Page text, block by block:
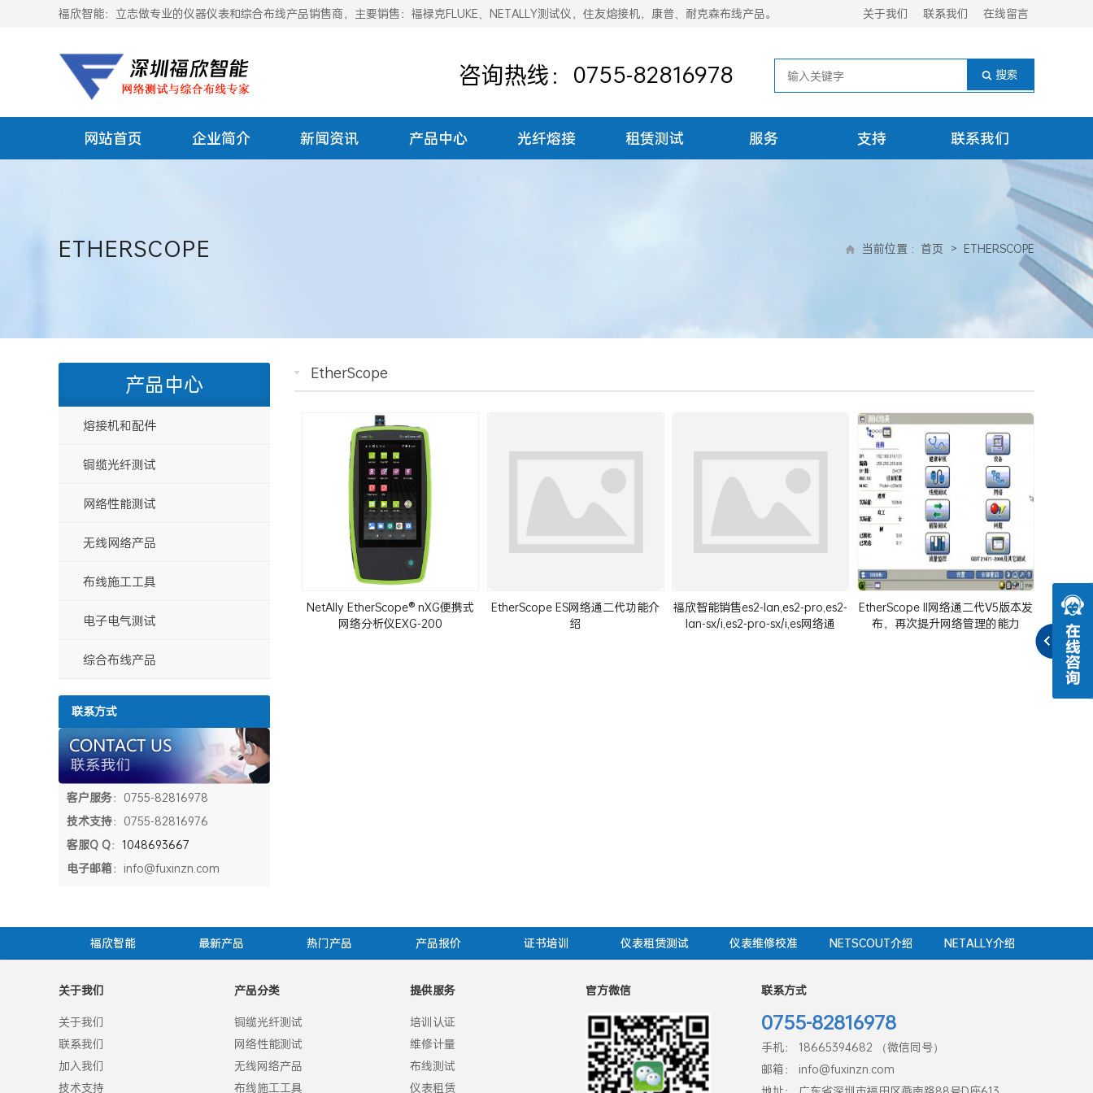
福欣智能：立志做专业的仪器仪表和综合布线产品销售商，主要销售：福禄克FLUKE、NETALLY测试仪，住友熔接机，康普、耐克森布线产品。 关于我们 联系我们 在线留言
咨询热线：0755-82816978
网站首页 企业简介 新闻资讯 产品中心 光纤熔接 租赁测试 服务 支持 联系我们
ETHERSCOPE 当前位置 : 首页 > ETHERSCOPE
EtherScope
NetAlly EtherScope® nXG便携式
网络分析仪EXG-200
EtherScope ES网络通二代功能介
绍
福欣智能销售es2-lan,es2-pro,es2-
lan-sx/i,es2-pro-sx/i,es网络通
EtherScope II网络通二代V5版本发
布，再次提升网络管理的能力
产品中心
熔接机和配件
铜缆光纤测试
网络性能测试
无线网络产品
布线施工工具
电子电气测试
综合布线产品
联系方式
客户服务：0755-82816978
技术支持：0755-82816976
客服Q Q： 1048693667
电子邮箱：info@fuxinzn.com
福欣智能 最新产品 热门产品 产品报价 证书培训 仪表租赁测试 仪表维修校准 NETSCOUT介绍 NETALLY介绍
关于我们
关于我们
联系我们
加入我们
技术支持
产品分类
铜缆光纤测试
网络性能测试
无线网络产品
布线施工工具
提供服务
培训认证
维修计量
布线测试
仪表租赁
官方微信 联系方式
0755-82816978
手机： 18665394682 （微信同号）
邮箱： info@fuxinzn.com